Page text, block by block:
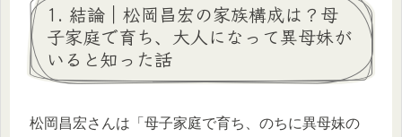
1. 結論｜松岡昌宏の家族構成は？母
子家庭で育ち、大人になって異母妹が
いると知った話
松岡昌宏さんは「母子家庭で育ち、のちに異母妹の